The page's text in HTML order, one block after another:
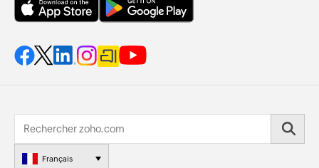
Français